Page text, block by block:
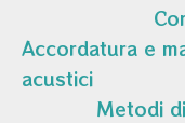
Accordatura e
acustici
Metodi